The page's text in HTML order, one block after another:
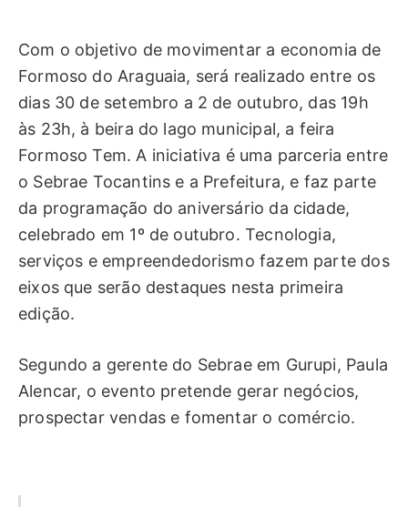
Com o objetivo de movimentar a economia de
Formoso do Araguaia, será realizado entre os
dias 30 de setembro a 2 de outubro, das 19h
às 23h, à beira do lago municipal, a feira
Formoso Tem. A iniciativa é uma parceria entre
o Sebrae Tocantins e a Prefeitura, e faz parte
da programação do aniversário da cidade,
celebrado em 1º de outubro. Tecnologia,
serviços e empreendedorismo fazem parte dos
eixos que serão destaques nesta primeira
edição.
Segundo a gerente do Sebrae em Gurupi, Paula
Alencar, o evento pretende gerar negócios,
prospectar vendas e fomentar o comércio.